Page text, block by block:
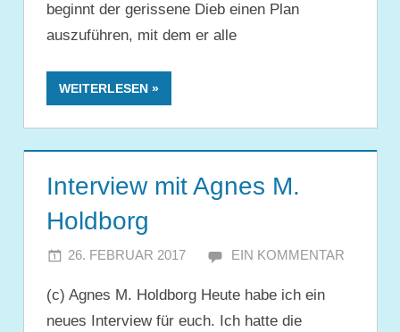
beginnt der gerissene Dieb einen Plan
auszuführen, mit dem er alle
WEITERLESEN
Interview mit Agnes M.
Holdborg
26. FEBRUAR 2017 JULIA
EIN KOMMENTAR
(c) Agnes M. Holdborg Heute habe ich ein
neues Interview für euch. Ich hatte die